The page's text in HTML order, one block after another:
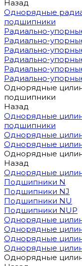
Назад
Однорядные
подшипники
Радиально-
Радиально-
Радиально-
Радиально-
Радиально-
Радиально-
Однорядные
подшипники
Назад
Однорядные
подшипники
Однорядные
Однорядные
Однорядные
Назад
Однорядные
Подшипники N
Подшипники NJ
Подшипники NU
Подшипники NUP
Однорядные
Однорядные
Однорядные
Однорядные
Однорядные